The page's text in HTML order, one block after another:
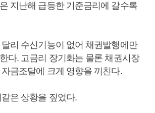
지난해 급등한 기준금리에 갈수록
리 수신기능이 없어 채권발행에만
다. 고금리 장기화는 물론 채권시장
금조달에 크게 영향을 끼친다.
은 상황을 짚었다.